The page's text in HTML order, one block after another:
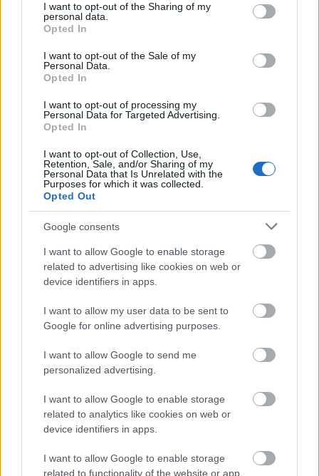
not limited to your visit or usage behaviour. You may click to
grant or deny consent to Google and its third-party tags to
use your data for below specified purposes in below Google
consent section.
I want to opt-out of the Sharing of my
personal data.
Opted In
I want to opt-out of the Sale of my
Personal Data.
Opted In
I want to opt-out of processing my
Personal Data for Targeted Advertising.
Opted In
I want to opt-out of Collection, Use,
Retention, Sale, and/or Sharing of my
Personal Data that Is Unrelated with the
Purposes for which it was collected.
Opted Out
Google consents
I want to allow Google to enable storage
related to advertising like cookies on web or
device identifiers in apps.
I want to allow my user data to be sent to
Google for online advertising purposes.
I want to allow Google to send me
personalized advertising.
I want to allow Google to enable storage
related to analytics like cookies on web or
device identifiers in apps.
I want to allow Google to enable storage
related to functionality of the website or app.
Országos hírek
MEGÉRKEZETT AZ ESŐ A DUNA VÍZGYŰJTŐJÉRE
Országos hírek
TOVÁBBKÉPZÉSEKKEL ERŐSÍT A GÁL FERENC
EGYETEM
Országos hírek
A lakosságra is fontos szerep hárul a szúnyoginvázió
elkerülésében
Folytatódik a szúnyogírtás szerte az országban. Az ázsiai
tigrisszúnyog a vízhiány ellenére is talál szaporodási helyet a
vödrökben, gyermekjátékokban.
Országos hírek
TÚLFOGYASZTÁS NAPJA - JÚLIUS 30-RA
FELHASZNÁLTA AZ EMBERISÉG A FÖLD EGÉSZ
ÉVRE ELEGENDŐ ERŐFORRÁSAIT
HIRDETÉS
HIRDETÉS